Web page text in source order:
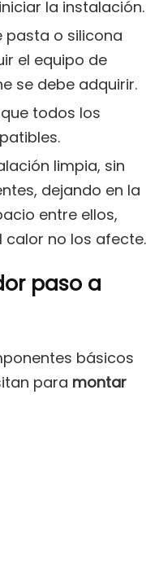
la instalación.
pasta o silicona
el equipo de
se debe adquirir.
todos los
limpia, sin
dejando en la
entre ellos,
calor no los afecte.
paso a
básicos
para montar